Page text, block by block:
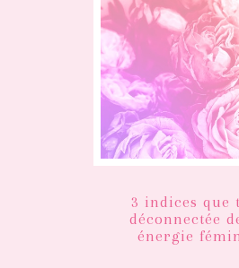
3 indices que
déconnectée
énergie